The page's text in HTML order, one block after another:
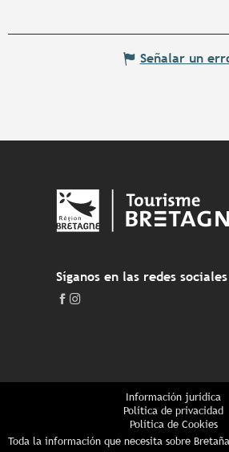
Señalar un
Síganos en las redes sociales
Información jurídica
Política de privacidad
Política de Cookies
Toda la información que necesita sobre